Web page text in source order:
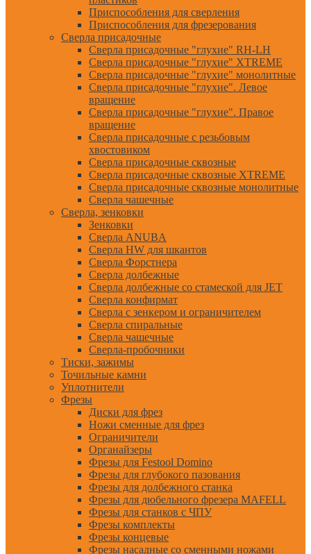
Приспособления для сверления
Приспособления для фрезерования
Сверла присадочные
Сверла присадочные "глухие" RH-LH
Сверла присадочные "глухие" XTREME
Сверла присадочные "глухие" монолитные
Сверла присадочные "глухие". Левое
вращение
Сверла присадочные "глухие". Правое
вращение
Сверла присадочные с резьбовым
хвостовиком
Сверла присадочные сквозные
Сверла присадочные сквозные XTREME
Сверла присадочные сквозные монолитные
Сверла чашечные
Сверла, зенковки
Зенковки
Сверла ANUBA
Сверла HW для шкантов
Сверла Форстнера
Сверла долбежные
Сверла долбежные со стамеской для JET
Сверла конфирмат
Сверла с зенкером и ограничителем
Сверла спиральные
Сверла чашечные
Сверла-пробочники
Тиски, зажимы
Точильные камни
Уплотнители
Фрезы
Диски для фрез
Ножи сменные для фрез
Ограничители
Органайзеры
Фрезы для Festool Domino
Фрезы для глубокого пазования
Фрезы для долбежного станка
Фрезы для дюбельного фрезера MAFELL
Фрезы для станков с ЧПУ
Фрезы комплекты
Фрезы концевые
Фрезы насадные со сменными ножами